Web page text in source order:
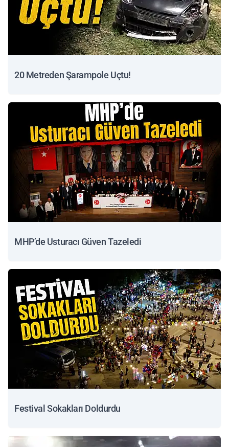
20 Metreden Şarampole Uçtu!
MHP’de Usturacı Güven Tazeledi
Festival Sokakları Doldurdu